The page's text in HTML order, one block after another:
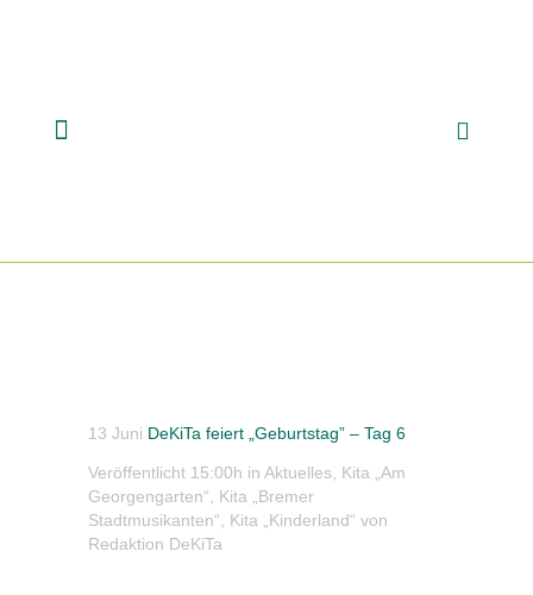
13 Juni DeKiTa feiert „Geburtstag” – Tag 6
Veröffentlicht 15:00h in Aktuelles Kita „Am
Georgengarten“
Kita „Bremer
Stadtmusikanten“
Kita „Kinderland“ von
Redaktion DeKiTa